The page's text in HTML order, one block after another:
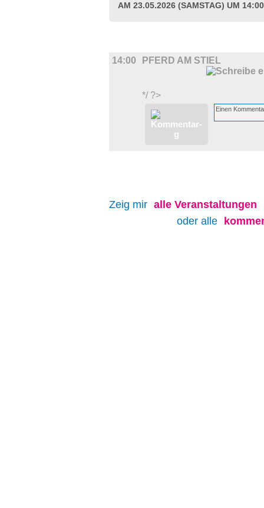
AM 23.05.2026 (SAMSTAG) UM
14:00 PFERD AM STIEL
*/ ?>
Zeig mir alle Veranstaltungen
oder alle